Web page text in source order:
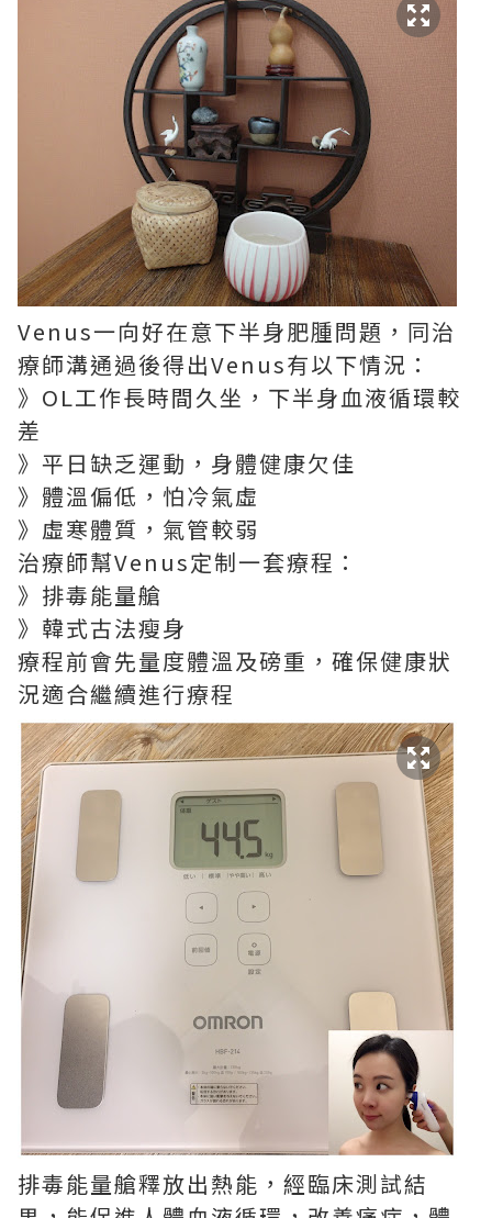
Venus一向好在意下半身肥腫問題，同治
療師溝通過後得出Venus有以下情況：
》OL工作長時間久坐，下半身血液循環較
差
》平日缺乏運動，身體健康欠佳
》體溫偏低，怕冷氣虛
》虛寒體質，氣管較弱
治療師幫Venus定制一套療程：
》排毒能量艙
》韓式古法瘦身
療程前會先量度體溫及磅重，確保健康狀
況適合繼續進行療程
排毒能量艙釋放出熱能，經臨床測試結